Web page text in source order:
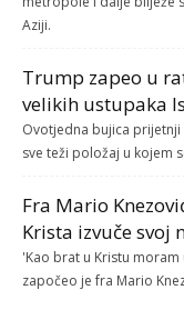
Aziji.
Trump zapeo u
velikih ustupaka
Ovotjedna bujica
sve teži položaj u kojem
Fra Mario
Krista izvuče svoj
'Kao brat u Kristu
započeo je fra Mario